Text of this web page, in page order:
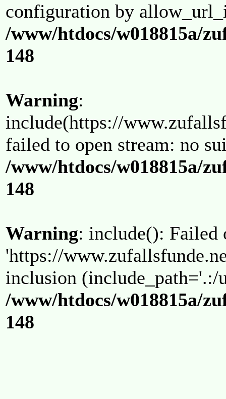
configuration by
/www/htdocs/w018815a/
148
Warning:
include(https://
failed to open stream: no
/www/htdocs/w018815a/
148
Warning: include(): Failed
'https://
inclusion (include_path='.:/
/www/htdocs/w018815a/
148